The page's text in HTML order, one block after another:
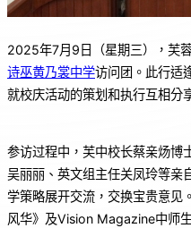
2025年7月9日（星期三），芙
诗巫黄乃裳中学访问团。此行适
就校庆活动的策划和执行互相分
参访过程中，芙中校长蔡亲炀博
吴丽丽、英文组主任关凤玲等亲
学策略展开交流，交换宝贵意见
风华》及Vision Magazine中师